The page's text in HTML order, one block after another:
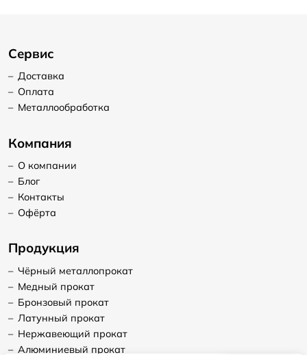
Сервис
– Доставка
– Оплата
– Металлообработка
Компания
– О компании
– Блог
– Контакты
– Офёрта
Продукция
– Чёрный металлопрокат
– Медный прокат
– Бронзовый прокат
– Латунный прокат
– Нержавеющий прокат
– Алюминиевый прокат